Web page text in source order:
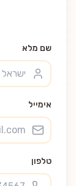
שם מלא
אימייל
טלפון